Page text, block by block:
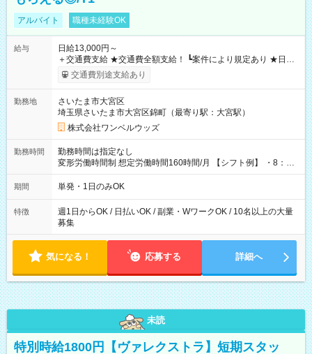
アルバイト 職種未経験OK
給与
日給13,000円～
＋交通費支給 ★交通費全額支給！ ┗案件により規定あり ★日払
いOK！（規定あり） ┗働いたその日に現金GET♪ お仕事後はコ
ンビニATMから 日払い分を引き落とせます！ 【試用期間】試
交通費別途支給あり
勤務地
さいたま市大宮区
埼玉県さいたま市大宮区錦町（最寄り駅：大宮駅）
株式会社ワンベルウッズ
勤務時間
勤務時間は指定なし
変形労働時間制 想定労働時間160時間/月 【シフト例】 ・8：00
～21：00
期間 単発・1日のみOK
特徴
週1日からOK / 日払いOK / 副業・WワークOK / 10名以上の大量
募集
気になる！ 応募する 詳細へ
未読
特別時給1800円【ヴァレクストラ】短期スタッ